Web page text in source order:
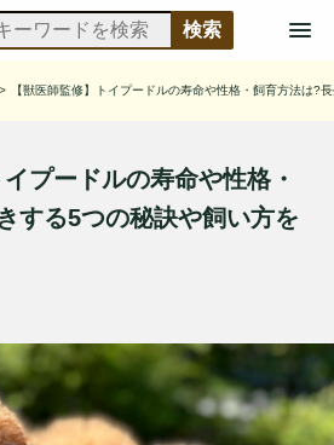
> 【獣医師監修】トイプードルの寿命や性格・飼育方法は?
イプードルの寿命や性格・
する5つの秘訣や飼い方を